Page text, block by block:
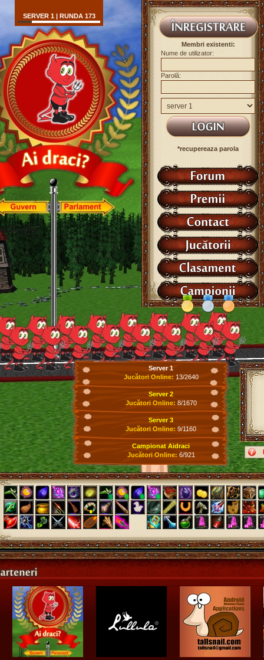
SERVER 1 | RUNDA 173
Membri existenti:
Nume de utilizator:
Parolă:
*recupereaza parola
Server 1
Jucători Online: 13/2640
Server 2
Jucători Online: 8/1670
Server 3
Jucători Online: 9/1160
Campionat Aidraci
Jucători Online: 6/921